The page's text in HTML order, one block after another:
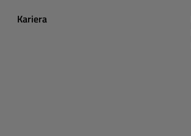
Kariera